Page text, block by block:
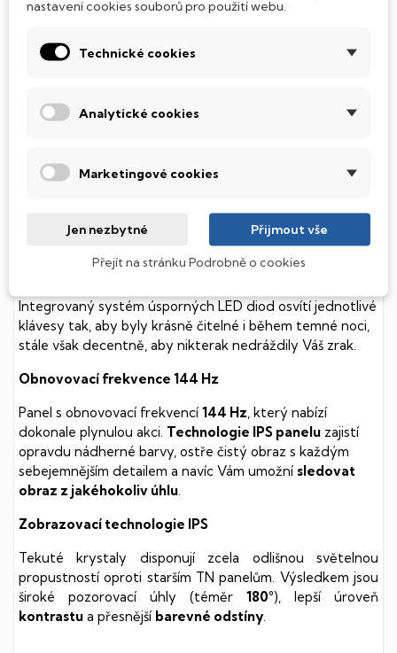
Tento notebook je vybaven
(Solid State Drive)
součástmi a je tak mnohem méně náchylný
soustavy je tento disk mnohemtiššía především nabízí
mnohemrychlejšípráci s daty.
Podsvícená klávesnice
Integrovaný systém úsporných LED diod osvítí jednotlivé
klávesy tak, aby byly krásně čitelné i během temné noci,
stále však decentně, aby nikterak nedráždily Váš zrak.
Obnovovací frekvence 144 Hz
Panel s obnovovací frekvencí 144 Hz , který nabízí
dokonale plynulou akci. Technologie IPS panelu zajistí
opravdu nádherné barvy, ostře čistý obraz s každým
sebejemnějším detailem a navíc Vám umožní sledovat
obraz z jakéhokoliv úhlu
Zobrazovací technologie IPS
Tekuté krystaly disponují zcela odlišnou světelnou
propustností oproti starším TN panelům. Výsledkem jsou
široké pozorovací úhly (téměr 180°), lepší úroveň
kontrastu a přesnější barevné odstíny
nastavení cookies souborů pro použití webu.
Technické cookies
Analytické cookies
Marketingové cookies
Jen nezbytné Přijmout vše
Přejít na stránku Podrobně o cookies